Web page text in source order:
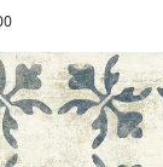
warto